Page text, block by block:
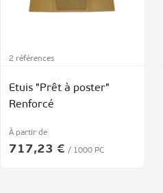
2 références
Etuis "Prêt à poster"
Renforcé
À partir de
717,23 € / 1000 PC